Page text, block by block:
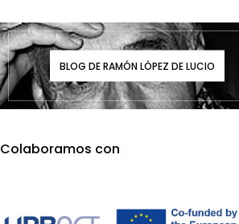
BLOG DE RAMÓN LÓPEZ DE LUCIO
Colaboramos con